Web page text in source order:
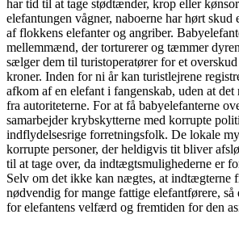
har tid til at tage stødtænder, krop eller
elefantungen vågner, naboerne har hørt skud
af flokkens elefanter og angriber.
mellemmænd, der torturerer og tæmmer
sælger dem til turistoperatører for et
kroner. Inden for ni år kan turistlejrene
afkom af en elefant i fangenskab, uden at det
fra autoriteterne. For at få babyelefanterne
samarbejder krybskytterne med korrupte
indflydelsesrige forretningsfolk. De lokale
korrupte personer, der heldigvis tit bliver
til at tage over, da indtægtsmulighederne er
Selv om det ikke kan nægtes, at indtægterne
nødvendig for mange fattige elefantførere, så
for elefantens velfærd og fremtiden for den